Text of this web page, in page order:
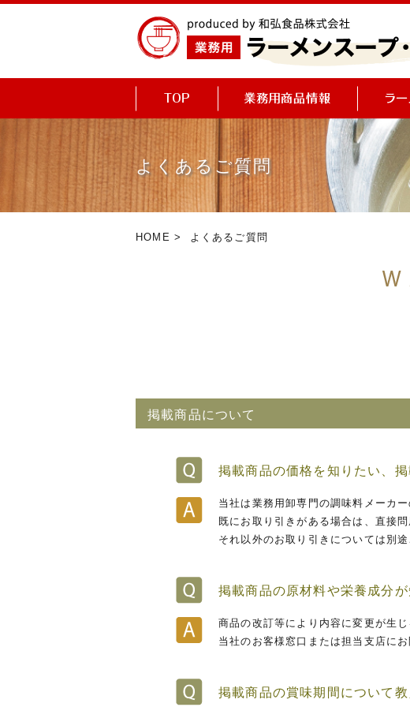
よくあるご質問
HOME > よくあるご質問
掲載商品について
掲載商品の価格を知りたい、
当社は業務用卸専門の調味料メーカ
既にお取り引きがある場合は、直接
それ以外のお取り引きについては別
掲載商品の原材料や栄養成分が
商品の改訂等により内容に変更が生
当社のお客様窓口または担当支店にお
掲載商品の賞味期間について教